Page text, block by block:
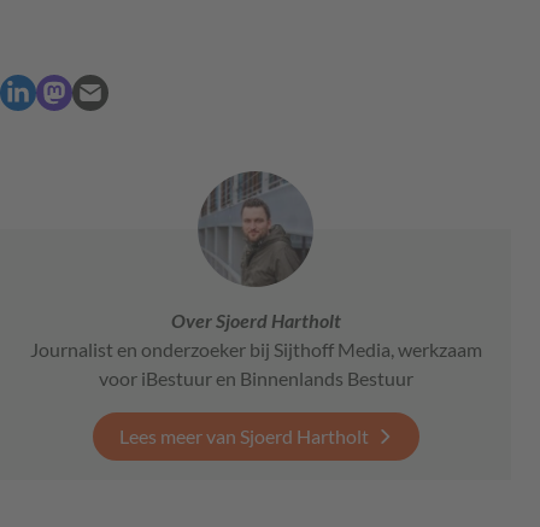
Over Sjoerd Hartholt
Journalist en onderzoeker bij Sijthoff Media, werkzaam
voor iBestuur en Binnenlands Bestuur
Lees meer van Sjoerd Hartholt